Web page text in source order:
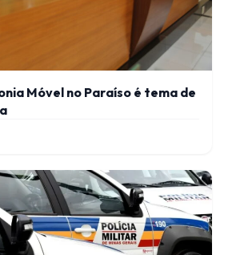
Móvel no Paraíso é tema de